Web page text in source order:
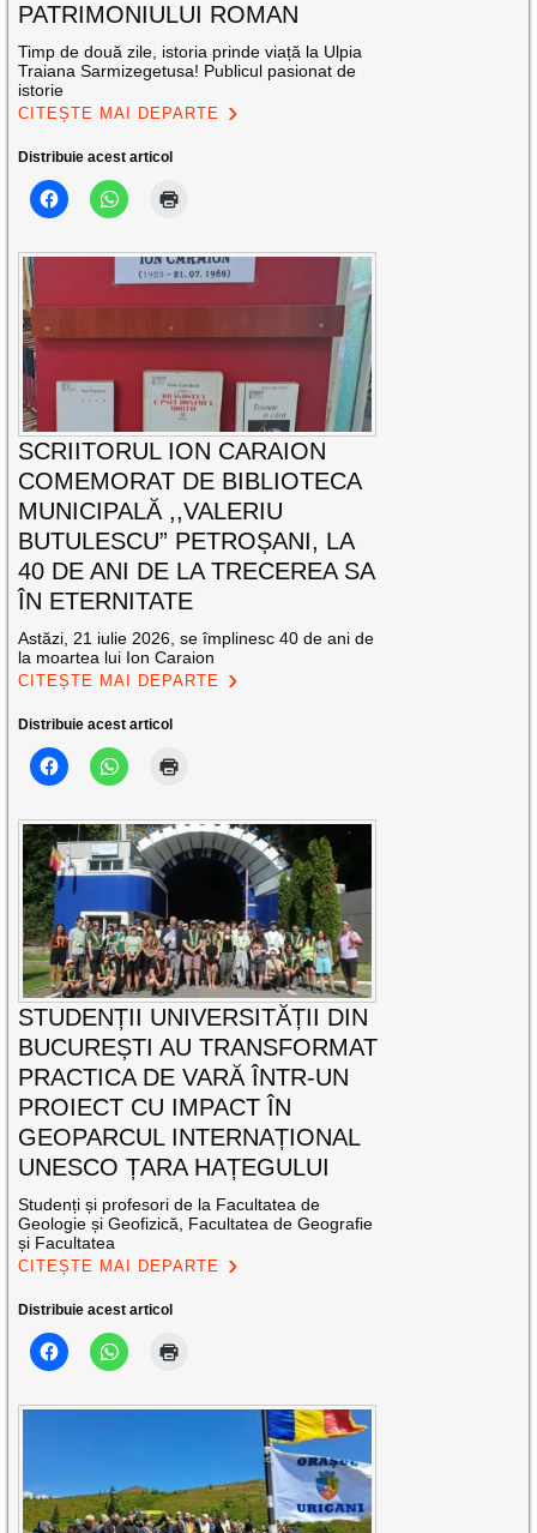
PATRIMONIULUI ROMAN
Timp de două zile, istoria prinde viață la Ulpia
Traiana Sarmizegetusa! Publicul pasionat de
istorie
CITEȘTE MAI DEPARTE
Distribuie acest articol
SCRIITORUL ION CARAION
COMEMORAT DE BIBLIOTECA
MUNICIPALĂ ,,VALERIU
BUTULESCU” PETROȘANI, LA
40 DE ANI DE LA TRECEREA SA
ÎN ETERNITATE
Astăzi, 21 iulie 2026, se împlinesc 40 de ani de
la moartea lui Ion Caraion
CITEȘTE MAI DEPARTE
Distribuie acest articol
STUDENȚII UNIVERSITĂȚII DIN
BUCUREȘTI AU TRANSFORMAT
PRACTICA DE VARĂ ÎNTR-UN
PROIECT CU IMPACT ÎN
GEOPARCUL INTERNAȚIONAL
UNESCO ȚARA HAȚEGULUI
Studenți și profesori de la Facultatea de
Geologie și Geofizică, Facultatea de Geografie
și Facultatea
CITEȘTE MAI DEPARTE
Distribuie acest articol